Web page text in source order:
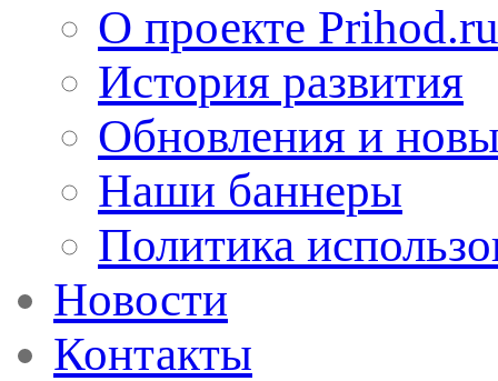
О проекте Prihod.ru
История развития
Обновления и
Наши баннеры
Политика
Новости
Контакты